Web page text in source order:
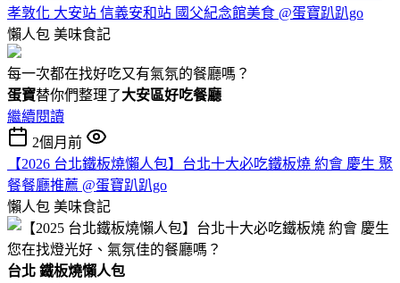
孝敦化 大安站 信義安和站 國父紀念館美食 @蛋寶趴趴go
懶人包 美味食記
每一次都在找好吃又有氣氛的餐廳嗎？
蛋寶替你們整理了大安區好吃餐廳
繼續閱讀
2個月前
【2026 台北鐵板燒懶人包】台北十大必吃鐵板燒 約會 慶生 聚
餐餐廳推薦 @蛋寶趴趴go
懶人包 美味食記
您在找燈光好、氣氛佳的餐廳嗎？
台北 鐵板燒懶人包